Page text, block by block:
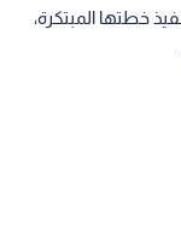
خطتها المبتكرة،